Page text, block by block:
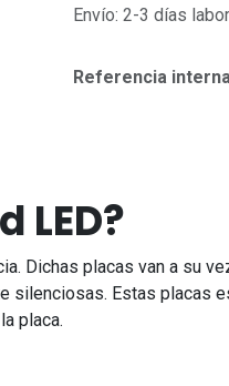
Envío: 2-3 días
Referencia
LED?
Dichas placas van a su
Estas placas
placa.